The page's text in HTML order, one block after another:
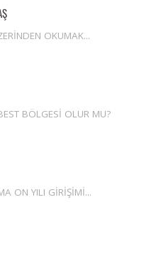
OKUMAK...
BÖLGESİ OLUR MU?
ON YILI GİRİŞİMİ...